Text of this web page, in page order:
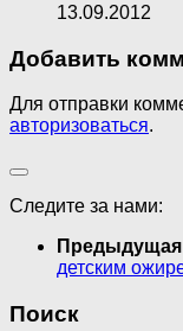
13.09.2012
Добавить
Для отправки
авторизоваться.
Следите за нами:
Предыдущая
детским
Поиск